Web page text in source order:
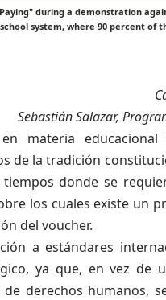
during a demonstration
system, where 90 percent
Sebastián Salazar,
materia
de la tradición
donde se
los cuales existe un
del voucher.
a estándares
ya que, en vez de
derechos humanos,